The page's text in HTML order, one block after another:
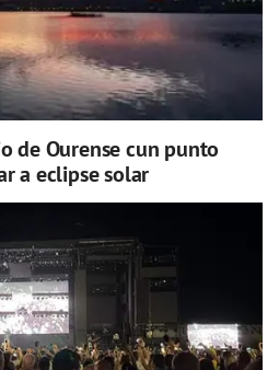
de Ourense cun punto
a eclipse solar